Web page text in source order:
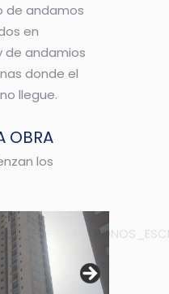
de andamos
en
de andamios
donde el
llegue.
OBRA
los